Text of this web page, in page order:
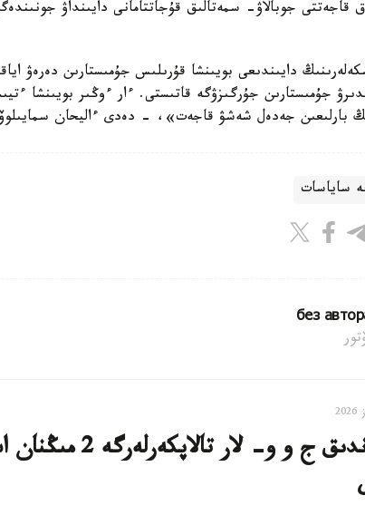
جوبالاۋ- سمەتالىق قۇجاتتامانى دايىنداۋ
دايىندىعى بويىنشا قۇرىلىس جۇمىستارىن دەرەۋ
جۇمىستارىن جۇرگىزۋگە قاتىستى. ءار ءوڭىر بويىنشا
بارلىعىن جەدەل شەشۋ قاجەت»، - دەدى ءاليحان
ساياسات
без
قازاقستاندىق ج و